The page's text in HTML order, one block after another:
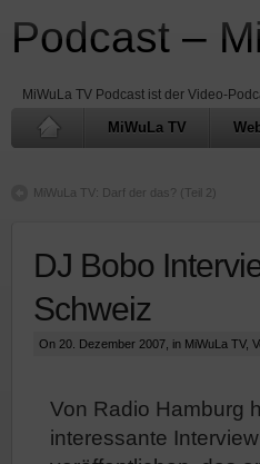
Podcast –
MiWuLa TV Podcast ist der Video-
MiWuLa TV
MiWuLa TV: Darf der das? (Teil 2)
DJ Bobo
Schweiz
On 20. Dezember 2007, in MiWuLa TV,
Von Radio Hamburg
interessante